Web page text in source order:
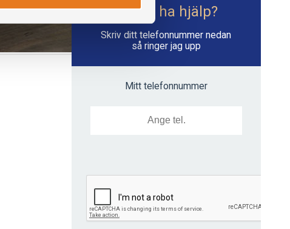
Vill du ha hjälp?
Skriv ditt telefonnummer nedan
så ringer jag upp
Mitt telefonnummer